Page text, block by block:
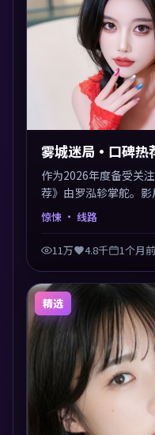
雾城迷局·口碑热
作为2026年度备受关
荐》由罗泓轸掌舵。
兼顾，人物关系错综复
惊悚 · 线路
11万 4.8千 1个月前
精选